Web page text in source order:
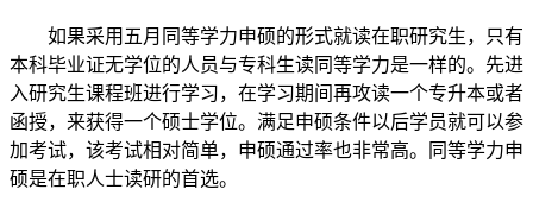
如果采用五月同等学力申硕的形式就读在职研究生，只有
本科毕业证无学位的人员与专科生读同等学力是一样的。先进
入研究生课程班进行学习，在学习期间再攻读一个专升本或者
函授，来获得一个硕士学位。满足申硕条件以后学员就可以参
加考试，该考试相对简单，申硕通过率也非常高。同等学力申
硕是在职人士读研的首选。